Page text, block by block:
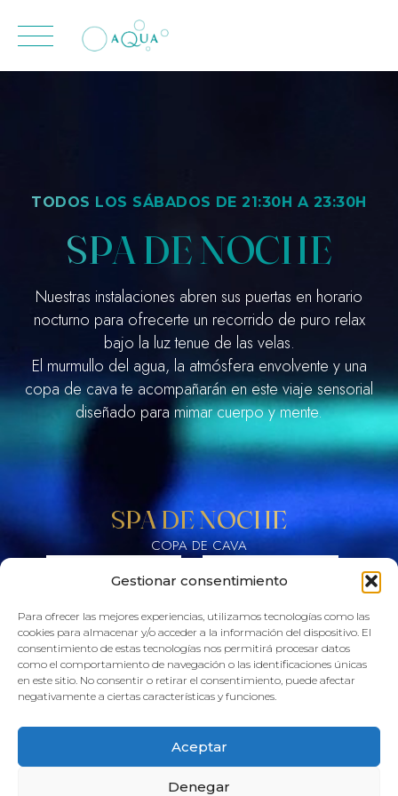
Gestionar consentimiento
Para ofrecer las mejores experiencias, utilizamos tecnologías como las
cookies para almacenar y/o acceder a la información del dispositivo. El
consentimiento de estas tecnologías nos permitirá procesar datos
como el comportamiento de navegación o las identificaciones únicas
en este sitio. No consentir o retirar el consentimiento, puede afectar
negativamente a ciertas características y funciones.
Aceptar
Denegar
TODOS LOS SÁBADOS DE 21:30H A 23:30H
SPA DE NOCHE
Nuestras instalaciones abren sus puertas en horario
nocturno para ofrecerte un recorrido de puro relax
bajo la luz tenue de las velas.
El murmullo del agua, la atmósfera envolvente y una
copa de cava te acompañarán en este viaje sensorial
diseñado para mimar cuerpo y mente.
SPA DE NOCHE
COPA DE CAVA
COMPRAR RESERVAR
SPA DE NOCHE VIP
CAMA BALINESA + COPA DE CAVA + BOMBONES